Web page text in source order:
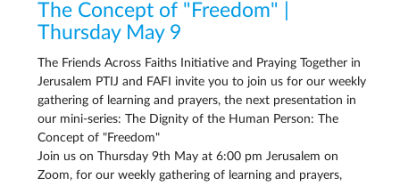
The Concept of "Freedom" |
Thursday May 9
The Friends Across Faiths Initiative and Praying Together in
Jerusalem PTIJ and FAFI invite you to join us for our weekly
gathering of learning and prayers, the next presentation in
our mini-series: The Dignity of the Human Person: The
Concept of "Freedom"
Join us on Thursday 9th May at 6:00 pm Jerusalem on
Zoom, for our weekly gathering of learning and prayers,